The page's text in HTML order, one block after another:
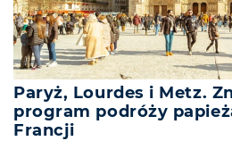
Paryż, Lourdes i Metz.
program podróży
Francji